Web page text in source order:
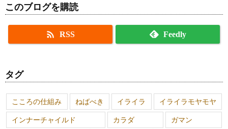
このブログを購読
 RSS Feedly
タグ
こころの仕組み ねばべき イライラ
イライラモヤモヤ
インナーチャイルド
カラダ
ガマン